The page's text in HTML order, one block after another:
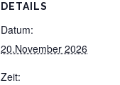
DETAILS
Datum:
20.November 2026
Zeit: